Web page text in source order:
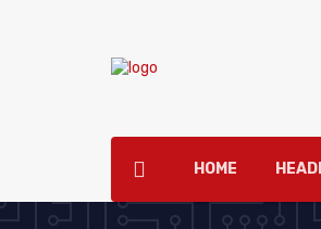
HOME